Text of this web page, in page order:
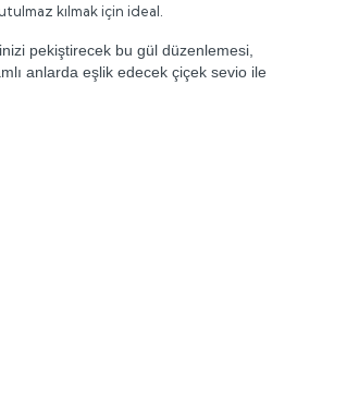
kılmak için ideal.
pekiştirecek bu gül düzenlemesi,
anlarda eşlik edecek çiçek sevio ile